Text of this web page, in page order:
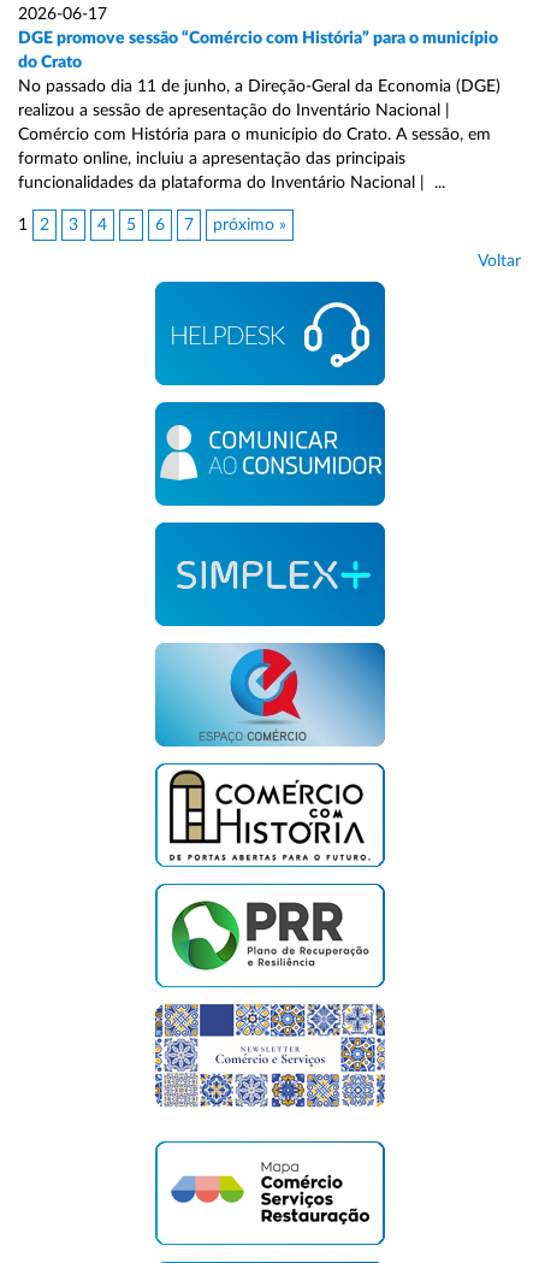
2026-06-17
DGE promove sessão “Comércio com História” para o município
do Crato
No passado dia 11 de junho, a Direção-Geral da Economia (DGE)
realizou a sessão de apresentação do Inventário Nacional |
Comércio com História para o município do Crato. A sessão, em
formato online, incluiu a apresentação das principais
funcionalidades da plataforma do Inventário Nacional | ...
1 2 3 4 5 6 7 próximo »
Voltar